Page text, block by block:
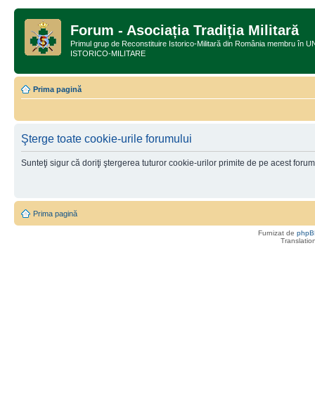
Forum - Asociația Tradiția Militară
Primul grup de Reconstituire Istorico-Militară din România membru în
ISTORICO-MILITARE
Prima pagină
Şterge toate cookie-urile forumului
Sunteţi sigur că doriţi ştergerea tuturor cookie-urilor primite de pe acest
Prima pagină
Furnizat de